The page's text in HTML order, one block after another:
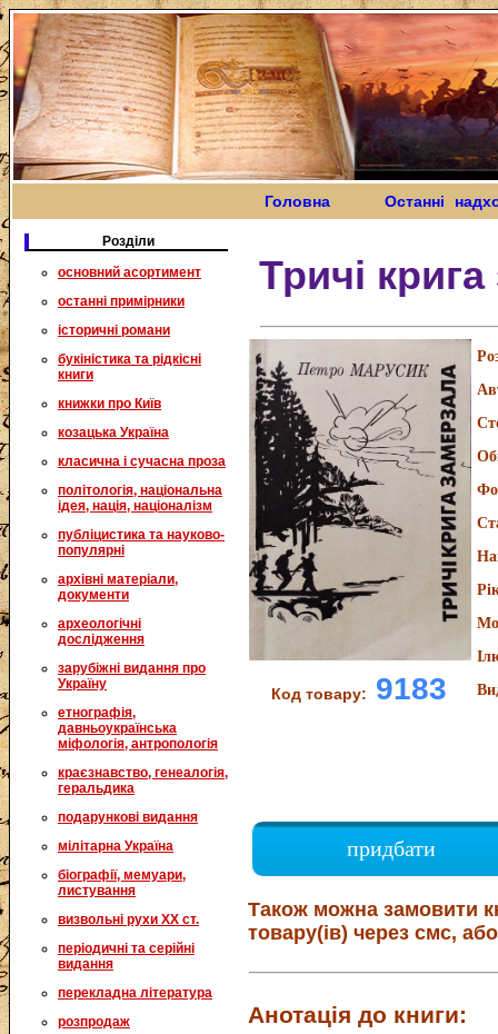
Головна Останні
Розділи
основний асортимент
останні примірники
історичні романи
букіністика та рідкісні
книги
книжки про Київ
козацька Україна
класична і сучасна проза
політологія, національна
ідея, нація, націоналізм
публіцистика та науково-
популярні
архівні матеріали,
документи
археологічні
дослідження
зарубіжні видання про
Україну
етнографія,
давньоукраїнська
міфологія, антропологія
краєзнавство, генеалогія,
геральдика
подарункові видання
мілітарна Україна
біографії, мемуари,
листування
визвольні рухи XX ст.
періодичні та серійні
видання
перекладна література
розпродаж
Тричі
Код товару: 9183
придбати
Також можна замовити
товару(ів) через смс,
Анотація до книги: